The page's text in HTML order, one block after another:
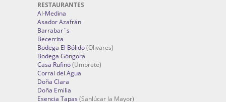
RESTAURANTES
Al-Medina
Asador Azafrán
Barrabar´s
Becerrita
Bodega El Bólido(Olivares)
Bodega Góngora
Casa Rufino(Umbrete)
Corral del Agua
Doña Clara
Doña Emilia
Esencia Tapas (Sanlúcar la Mayor)